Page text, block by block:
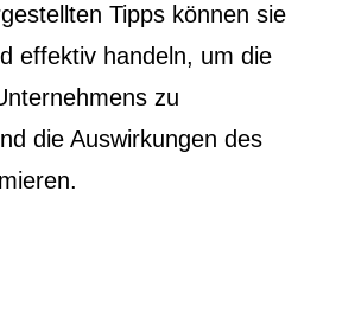
Tipps können sie
effektiv handeln, um die
zu
die Auswirkungen des